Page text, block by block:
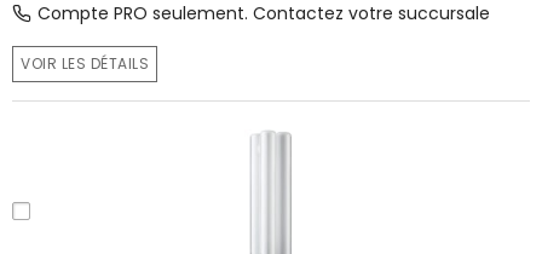
Compte PRO seulement. Contactez votre succursale
VOIR LES DÉTAILS